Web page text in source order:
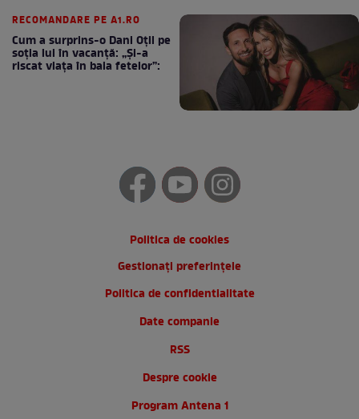
RECOMANDARE PE A1.RO
Cum a surprins-o Dani Oțil pe
soția lui în vacanță: „Și-a
riscat viața în baia fetelor”:
Politica de cookies
Gestionați preferințele
Politica de confidentialitate
Date companie
RSS
Despre cookie
Program Antena 1